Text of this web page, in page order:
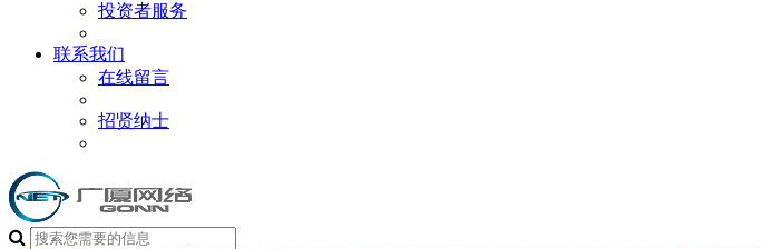
投资者服务
联系我们
在线留言
招贤纳士